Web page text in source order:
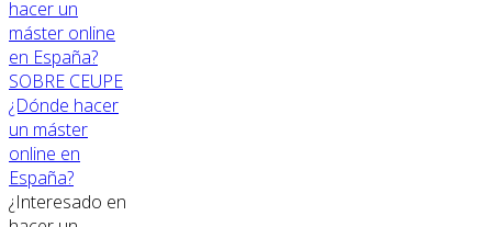
SOBRE CEUPE
¿Dónde hacer
un máster
online en
España?
¿Interesado en